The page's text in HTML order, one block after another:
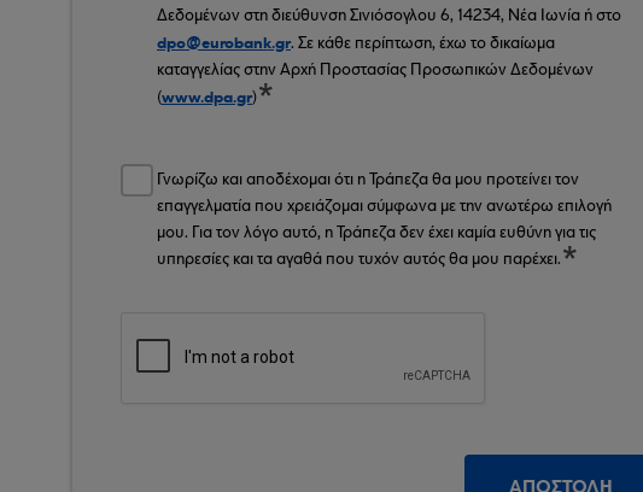
Δεδομένων στη διεύθυνση Σινιόσογλου 6, 14234, Νέα Ιωνία ή στο
dpo@eurobank.gr. Σε κάθε περίπτωση, έχω το δικαίωμα
καταγγελίας στην Αρχή Προστασίας Προσωπικών Δεδομένων
(www.dpa.gr)
Γνωρίζω και αποδέχομαι ότι η Τράπεζα θα μου προτείνει τον
επαγγελματία που χρειάζομαι σύμφωνα με την ανωτέρω επιλογή
μου. Για τον λόγο αυτό, η Τράπεζα δεν έχει καμία ευθύνη για τις
υπηρεσίες και τα αγαθά που τυχόν αυτός θα μου παρέχει.